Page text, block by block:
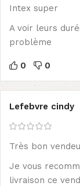
Intex super
A voir leurs
problème
0 0
Lefebvre cindy
Très bon
Je vous
livraison ce